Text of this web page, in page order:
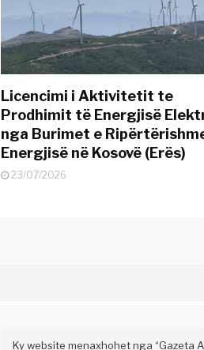
Licencimi i Aktivitetit te
Prodhimit të Energjisë
nga Burimet e
Energjisë në Kosovë (Erës)
23/07/2026
Ky website menaxhohet nga “Gazeta